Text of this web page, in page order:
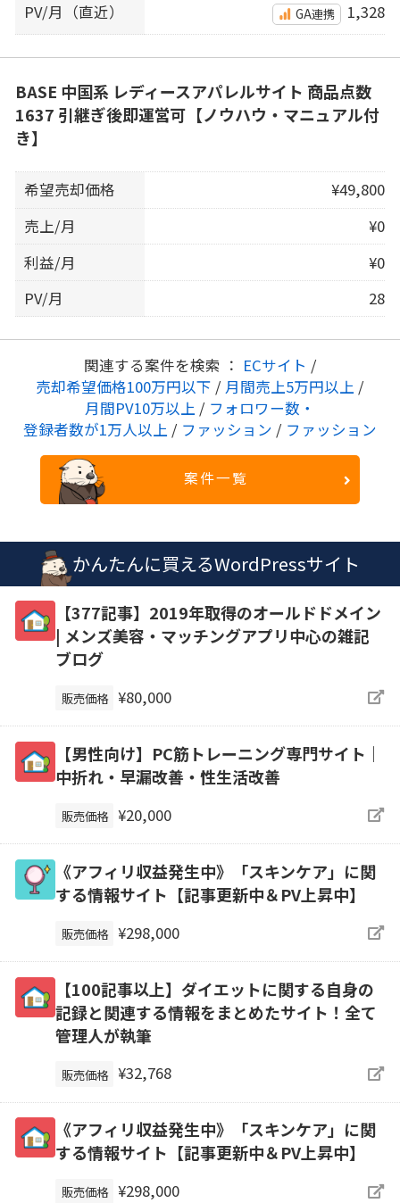
PV/月（直近） GA連携 1,328
BASE 中国系 レディースアパレルサイト 商品点数
1637 引継ぎ後即運営可【ノウハウ・マニュアル付
き】
希望売却価格
¥49,800
売上/月
¥0
利益/月
¥0
PV/月
28
関連する案件を検索 ： ECサイト /
売却希望価格100万円以下 / 月間売上5万円以上 /
月間PV10万以上 / フォロワー数・
登録者数が1万人以上 / ファッション / ファッション
案件一覧
かんたんに買えるWordPressサイト
【377記事】2019年取得のオールドドメイン
| メンズ美容・マッチングアプリ中心の雑記
ブログ
販売価格 ¥80,000
【男性向け】PC筋トレーニング専門サイト｜
中折れ・早漏改善・性生活改善
販売価格 ¥20,000
《アフィリ収益発生中》「スキンケア」に関
する情報サイト【記事更新中＆PV上昇中】
販売価格 ¥298,000
【100記事以上】ダイエットに関する自身の
記録と関連する情報をまとめたサイト！全て
管理人が執筆
販売価格 ¥32,768
《アフィリ収益発生中》「スキンケア」に関
する情報サイト【記事更新中＆PV上昇中】
販売価格 ¥298,000